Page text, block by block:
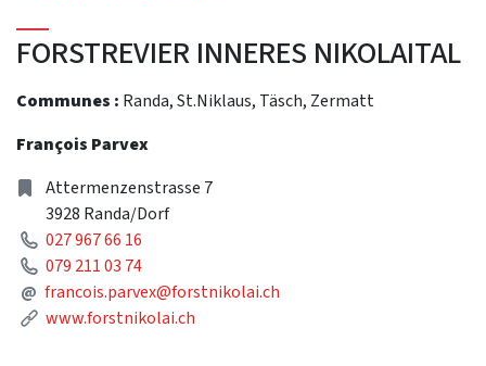
FORSTREVIER INNERES NIKOLAITAL
Communes : Randa, St.Niklaus, Täsch, Zermatt
François Parvex
Address
Attermenzenstrasse 7
3928 Randa/Dorf
Phone
027 967 66 16
Phone
079 211 03 74
@ Mail
francois.parvex@forstnikolai.ch
Link
www.forstnikolai.ch